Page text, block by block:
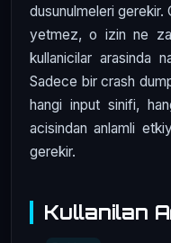
dusunulmeleri
yetmez, o izin ne
kullanicilar arasinda
Sadece bir crash
hangi input sinifi,
acisindan anlamli
gerekir.
Kullanilan